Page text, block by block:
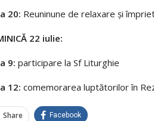
20: Reuninune de relaxare și
22 iulie:
9: participare la Sf Liturghie
12: comemorarea luptătorilor în
Share Facebook